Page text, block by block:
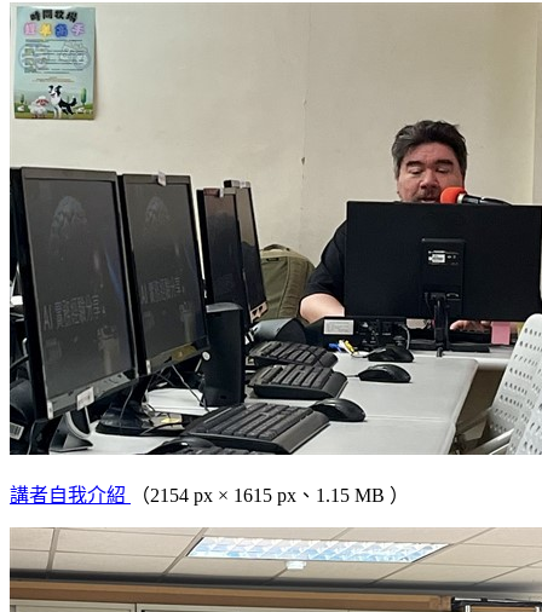
講者自我介紹 （2154 px × 1615 px、1.15 MB ）